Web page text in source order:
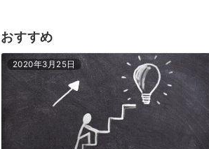
ゲ
ー
ョ
ン
おすすめ
2020年3月25日